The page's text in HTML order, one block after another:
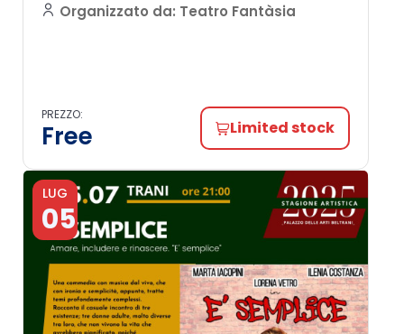
Organizzato da: Teatro Fantàsia
PREZZO:
Free Limited stock
LUG
05